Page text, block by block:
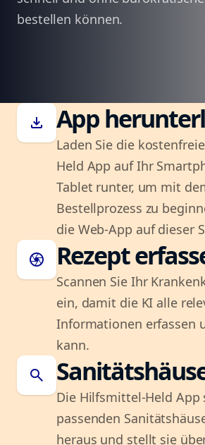
bestellen können.
download App
Laden Sie die
Held App auf Ihr
Tablet runter, um mit
Bestellprozess zu
die Web-App auf dieser
camera Rezept
Scannen Sie Ihr
ein, damit die KI alle
Informationen erfassen
kann.
search
Die Hilfsmittel-Held App
passenden
heraus und stellt sie